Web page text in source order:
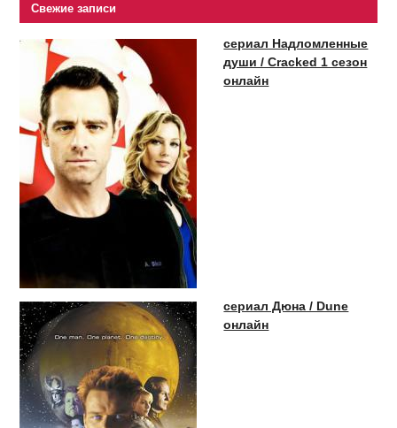
Свежие записи
сериал Надломленные
души / Cracked 1 сезон
онлайн
сериал Дюна / Dune
онлайн